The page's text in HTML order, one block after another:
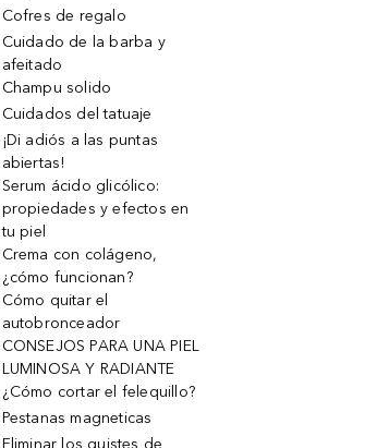
Cofres de regalo
Cuidado de la barba y
afeitado
Champu solido
Cuidados del tatuaje
¡Di adiós a las puntas
abiertas!
Serum ácido glicólico:
propiedades y efectos en
tu piel
Crema con colágeno,
¿cómo funcionan?
Cómo quitar el
autobronceador
CONSEJOS PARA UNA PIEL
LUMINOSA Y RADIANTE
¿Cómo cortar el felequillo?
Pestanas magneticas
Eliminar los quistes de